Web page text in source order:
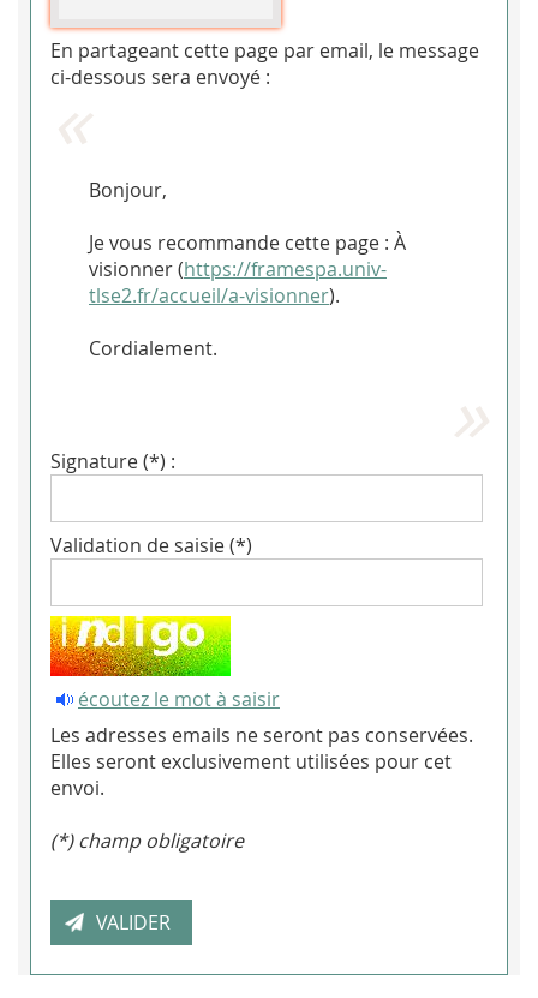
En partageant cette page par email, le message
ci-dessous sera envoyé :
Bonjour,
Je vous recommande cette page : À
visionner (https://framespa.univ-
tlse2.fr/accueil/a-visionner).
Cordialement.
Signature (*) :
Validation de saisie (*)
écoutez le mot à saisir
Les adresses emails ne seront pas conservées.
Elles seront exclusivement utilisées pour cet
envoi.
(*) champ obligatoire